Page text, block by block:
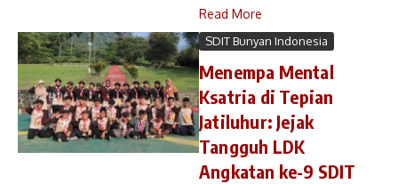
Read More
SDIT Bunyan Indonesia
Menempa Mental
Ksatria di Tepian
Jatiluhur: Jejak
Tangguh LDK
Angkatan ke-9 SDIT